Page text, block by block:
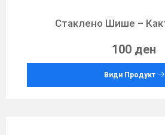
Стаклено Шише –
100 ден
Види Продукт